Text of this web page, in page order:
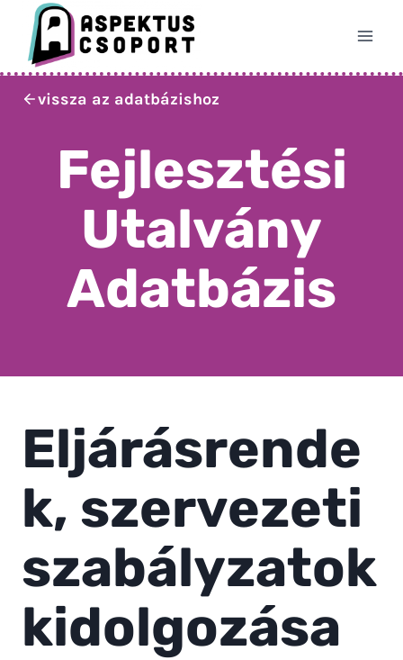
content
vissza az adatbázishoz
Fejlesztési
Utalvány
Adatbázis
Eljárásrende
k, szervezeti
szabályzatok
kidolgozása